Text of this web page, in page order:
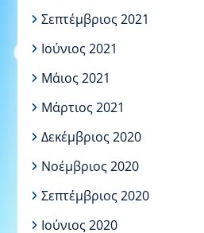
Σεπτέμβριος 2021
Ιούνιος 2021
Μάιος 2021
Μάρτιος 2021
Δεκέμβριος 2020
Νοέμβριος 2020
Σεπτέμβριος 2020
Ιούνιος 2020